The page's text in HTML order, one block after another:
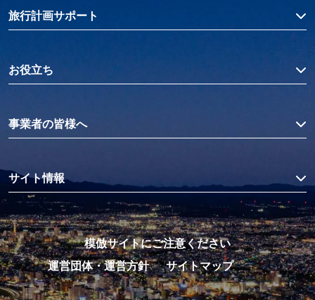
旅行計画サポート
お役立ち
事業者の皆様へ
サイト情報
模倣サイトにご注意ください
運営団体・運営方針
サイトマップ